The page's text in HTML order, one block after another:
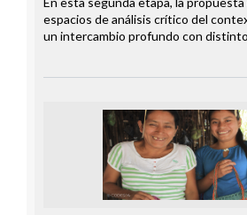
espacios de análisis crítico del
un intercambio profundo con